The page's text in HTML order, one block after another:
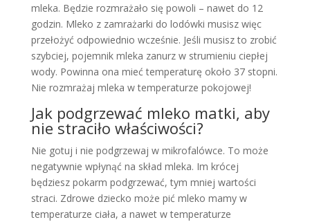
mleka. Będzie rozmrażało się powoli – nawet do 12
godzin. Mleko z zamrażarki do lodówki musisz więc
przełożyć odpowiednio wcześnie. Jeśli musisz to zrobić
szybciej, pojemnik mleka zanurz w strumieniu ciepłej
wody. Powinna ona mieć temperaturę około 37 stopni.
Nie rozmrażaj mleka w temperaturze pokojowej!
Jak podgrzewać mleko matki, aby
nie straciło właściwości?
Nie gotuj i nie podgrzewaj w mikrofalówce. To może
negatywnie wpłynąć na skład mleka. Im krócej
będziesz pokarm podgrzewać, tym mniej wartości
straci. Zdrowe dziecko może pić mleko mamy w
temperaturze ciała, a nawet w temperaturze